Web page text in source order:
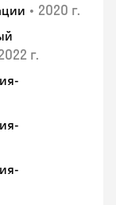
• 2020 г.
г.